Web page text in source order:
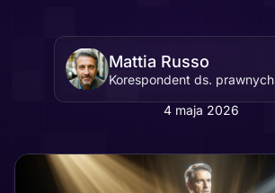
Mattia Russo
Korespondent ds. prawnych
4 maja 2026